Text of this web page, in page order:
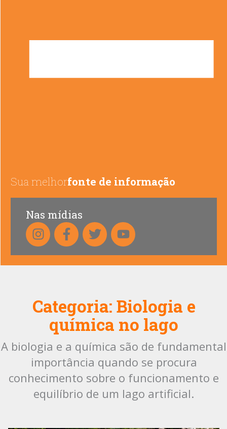
Sua melhorfonte de informação
Nas mídias
Categoria: Biologia e
química no lago
A biologia e a química são de fundamental
importância quando se procura
conhecimento sobre o funcionamento e
equilíbrio de um lago artificial.